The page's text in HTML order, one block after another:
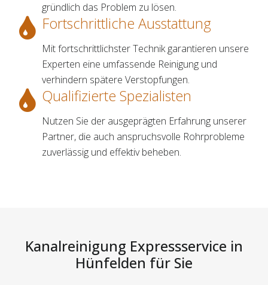
gründlich das Problem zu lösen.
Fortschrittliche Ausstattung
Mit fortschrittlichster Technik garantieren unsere
Experten eine umfassende Reinigung und
verhindern spätere Verstopfungen.
Qualifizierte Spezialisten
Nutzen Sie der ausgeprägten Erfahrung unserer
Partner, die auch anspruchsvolle Rohrprobleme
zuverlässig und effektiv beheben.
Kanalreinigung Expressservice in
Hünfelden für Sie